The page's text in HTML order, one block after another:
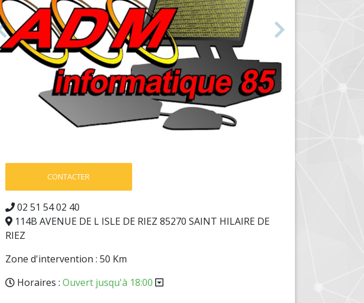
Précédent Suivant
CONTACTER
02 51 54 02 40
114B AVENUE DE L ISLE DE RIEZ 85270 SAINT HILAIRE DE
RIEZ
Zone d'intervention : 50 Km
Horaires : Ouvert jusqu'à 18:00